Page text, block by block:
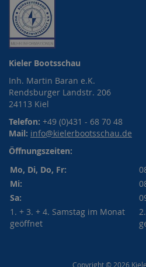
Kieler Bootsschau
Inh. Martin Baran e.K.
Rendsburger Landstr. 206
24113 Kiel
Telefon: +49 (0)431 - 68 70 48
Mail: info@kielerbootsschau.de
Öffnungszeiten:
Mo, Di, Do, Fr:
Mi:
Sa:
1. + 3. + 4. Samstag im Monat
geöffnet
Copyright © 2026